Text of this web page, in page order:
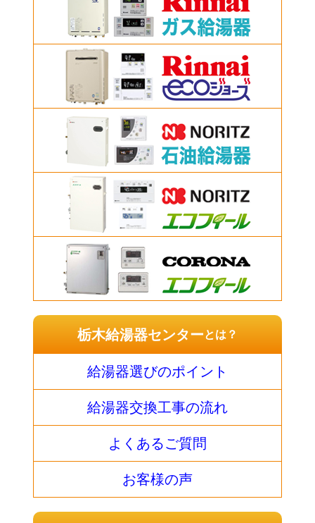
栃木給湯器センターとは？
給湯器選びのポイント
給湯器交換工事の流れ
よくあるご質問
お客様の声